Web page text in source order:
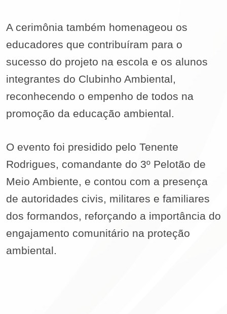
A cerimônia também homenageou os
educadores que contribuíram para o
sucesso do projeto na escola e os alunos
integrantes do Clubinho Ambiental,
reconhecendo o empenho de todos na
promoção da educação ambiental.
O evento foi presidido pelo Tenente
Rodrigues, comandante do 3º Pelotão de
Meio Ambiente, e contou com a presença
de autoridades civis, militares e familiares
dos formandos, reforçando a importância do
engajamento comunitário na proteção
ambiental.